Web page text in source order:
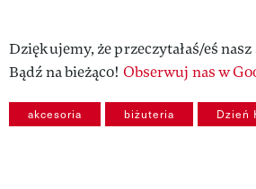
Dziękujemy, że przeczytałaś/eś
Bądź na bieżąco! Obserwuj nas w
akcesoria biżuteria Dzień